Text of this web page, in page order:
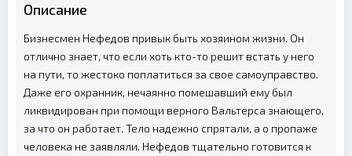
Описание
Бизнесмен Нефедов привык быть хозяином жизни. Он
отлично знает, что если хоть кто-то решит встать у него
на пути, то жестоко поплатиться за свое самоуправство.
Даже его охранник, нечаянно помешавший ему был
ликвидирован при помощи верного Вальтерса знающего,
за что он работает. Тело надежно спрятали, а о пропаже
человека не заявляли. Нефедов тщательно готовится к